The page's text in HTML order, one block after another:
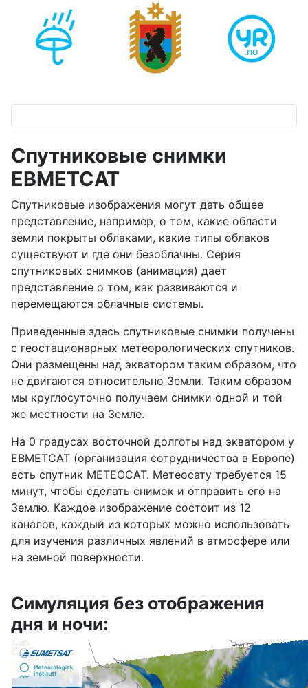
Спутниковые снимки
ЕВМЕТСАТ
Спутниковые изображения могут дать общее
представление, например, о том, какие области
земли покрыты облаками, какие типы облаков
существуют и где они безоблачны. Серия
спутниковых снимков (анимация) дает
представление о том, как развиваются и
перемещаются облачные системы.
Приведенные здесь спутниковые снимки получены
с геостационарных метеорологических спутников.
Они размещены над экватором таким образом, что
не двигаются относительно Земли. Таким образом
мы круглосуточно получаем снимки одной и той
же местности на Земле.
На 0 градусах восточной долготы над экватором у
ЕВМЕТСАТ (организация сотрудничества в Европе)
есть спутник METEOСАТ. Метеосату требуется 15
минут, чтобы сделать снимок и отправить его на
Землю. Каждое изображение состоит из 12
каналов, каждый из которых можно использовать
для изучения различных явлений в атмосфере или
на земной поверхности.
Симуляция без отображения
дня и ночи: